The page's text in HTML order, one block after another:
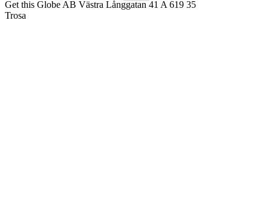
Get this Globe AB Västra Långgatan 41 A 619 35
Trosa